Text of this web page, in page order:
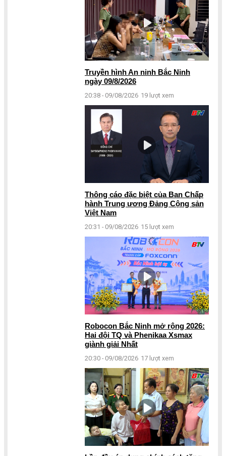
Truyền hình An ninh Bắc Ninh
ngày 09/8/2026
20:38 - 09/08/2026 19 lượt xem
Thông cáo đặc biệt của Ban Chấp
hành Trung ương Đảng Cộng sản
Việt Nam
20:31 - 09/08/2026 15 lượt xem
Robocon Bắc Ninh mở rộng 2026:
Hai đội TQ và Phenikaa Xsmax
giành giải Nhất
20:30 - 09/08/2026 17 lượt xem